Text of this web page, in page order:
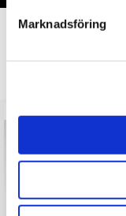
Marknadsföring